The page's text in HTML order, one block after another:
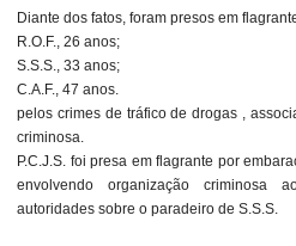
Diante dos fatos, foram presos em
R.O.F., 26 anos;
S.S.S., 33 anos;
C.A.F., 47 anos.
pelos crimes de tráfico de drogas ,
criminosa.
P.C.J.S. foi presa em flagrante por
envolvendo organização criminosa
autoridades sobre o paradeiro de S.S.S.